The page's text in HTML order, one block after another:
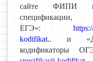
сайте ФИПИ в
ЕГЭ»:
kodifikat.. и
кодификаторы